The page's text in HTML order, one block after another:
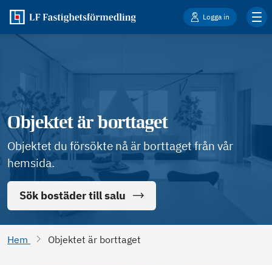
Logga in
Objektet är borttaget
Objektet du försökte nå är borttaget från vår
hemsida.
Sök bostäder till salu
Hem Objektet är borttaget